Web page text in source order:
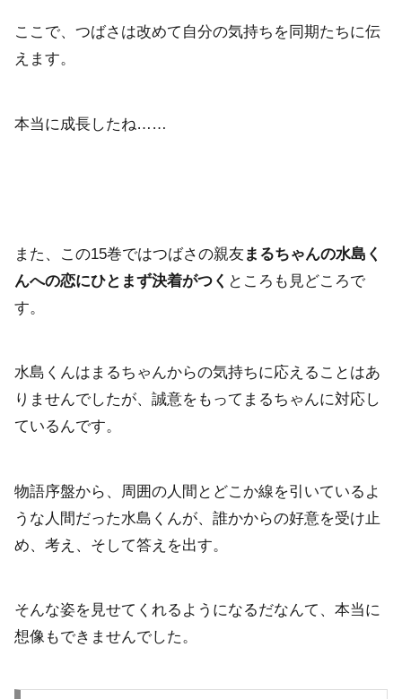
ここで、つばさは改めて自分の気持ちを同期たちに伝
えます。
本当に成長したね……
また、この15巻ではつばさの親友 まるちゃんの水島く
んへの恋にひとまず決着がつく ところも見どころで
す。
水島くんはまるちゃんからの気持ちに応えることはあ
りませんでしたが、誠意をもってまるちゃんに対応し
ているんです。
物語序盤から、周囲の人間とどこか線を引いているよ
うな人間だった水島くんが、誰かからの好意を受け止
め、考え、そして答えを出す。
そんな姿を見せてくれるようになるだなんて、本当に
想像もできませんでした。